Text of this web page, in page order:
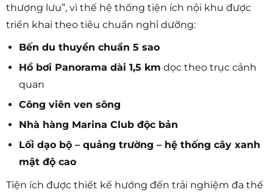
thượng lưu”, vì thế hệ thống tiện ích nội khu được
triển khai theo tiêu chuẩn nghỉ dưỡng:
Bến du thuyền chuẩn 5 sao
Hồ bơi Panorama dài 1,5 km dọc theo trục cảnh
quan
Công viên ven sông
Nhà hàng Marina Club độc bản
Lối dạo bộ – quảng trường – hệ thống cây xanh
mật độ cao
Tiện ích được thiết kế hướng đến trải nghiệm đa thế